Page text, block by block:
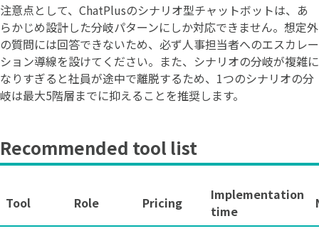
注意点として、ChatPlusのシナリオ型チャットボットは、あ
らかじめ設計した分岐パターンにしか対応できません。想定外
の質問には回答できないため、必ず人事担当者へのエスカレー
ション導線を設けてください。また、シナリオの分岐が複雑に
なりすぎると社員が途中で離脱するため、1つのシナリオの分
岐は最大5階層までに抑えることを推奨します。
Recommended tool list
Tool Role Pricing
Implementation
time